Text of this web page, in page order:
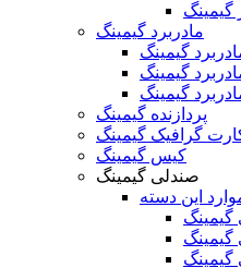
مادربرد گیمینگ
پردازنده گیمینگ
گرافیک گیمینگ
کیس گیمینگ
صندلی گیمینگ
این دسته